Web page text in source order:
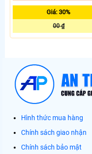
Giá: 30%
00 ₫
Hình thức mua hàng
Chính sách giao nhận
Chính sách bảo mật